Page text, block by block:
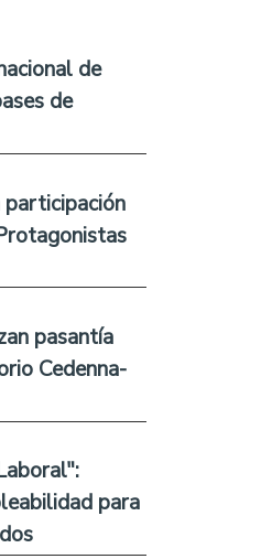
de
de
participación
pasantía
Cedenna-
para